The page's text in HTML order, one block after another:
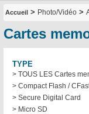
Accueil > Photo/Vidéo >
Cartes
TYPE
> TOUS LES Cartes
> Compact Flash /
> Secure Digital Card
> Micro SD